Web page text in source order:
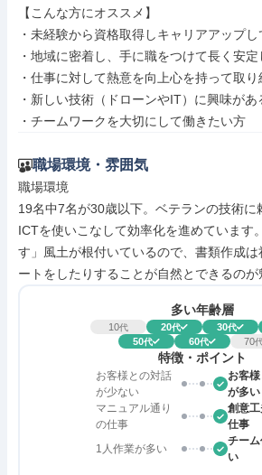
【こんな方にオススメ】
・未経験から資格取得しキャリアアップ
・地域に密着し、手に職をつけて長く安
・仕事に対して熱意を向上心を持って取
・新しい技術（ドローンやIT）に興味があ
・チームワークを大切にして働きたい方
職場環境・雰囲気
職場環境
19名中7名が30歳以下。ベテランの技術に
ICTを使いこなして効率化を進めています
す」風土が根付いているので、書類作成
ートをしたりすることが自然とできるのが
多い年齢層
10代 20代 30代
50代 60代 70
特徴・ポイント
お客様との対話
が少ない
お客
が多い
マニュアル通り
の仕事
創意
仕事
1人作業が多い
チー
い